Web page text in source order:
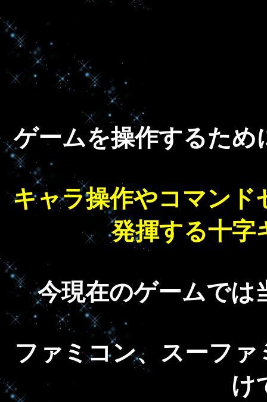
ゲームを操作するため
キャラ操作やコマンド
発揮する十字
今現在のゲームでは
ファミコン、スーフ
け